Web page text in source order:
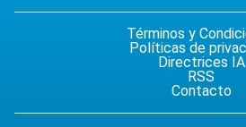
Términos y
Políticas de
Directrices IA
RSS
Contacto